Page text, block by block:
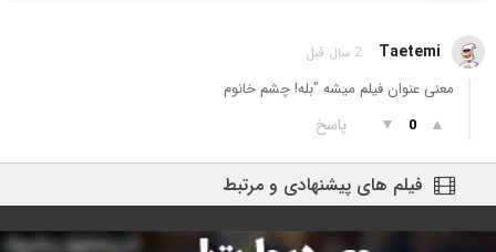
Taetemi 2 سال قبل
معنی عنوان فیلم میشه "بله! چشم خانوم
▲
0
▼ پاسخ
فیلم های پیشنهادی و مرتبط